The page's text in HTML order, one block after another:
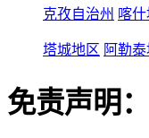
克孜自治州 喀
塔城地区 阿勒
免责声明：